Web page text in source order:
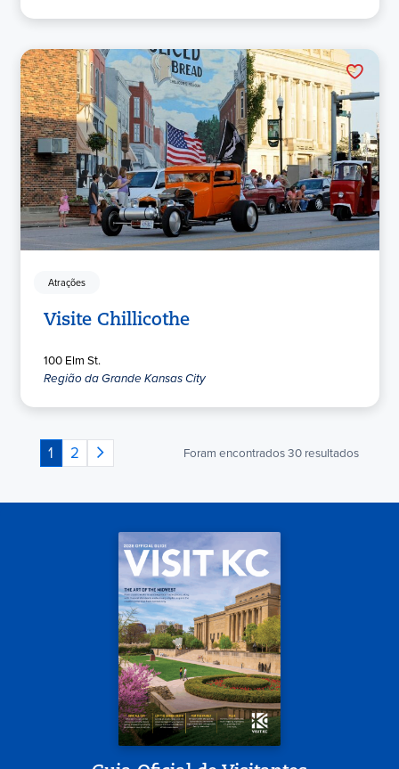
Atrações
Visite Chillicothe
100 Elm St.
Região da Grande Kansas City
1 2 Foram encontrados30 resultados